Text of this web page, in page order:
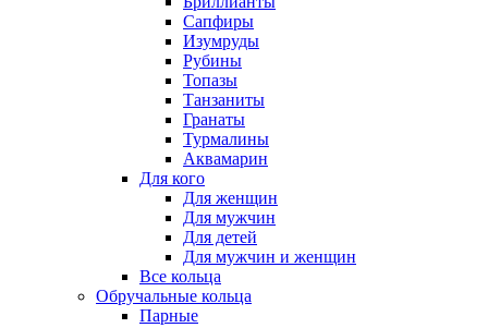
Сапфиры
Изумруды
Рубины
Топазы
Танзаниты
Гранаты
Турмалины
Аквамарин
Для кого
Для женщин
Для мужчин
Для детей
Для мужчин и женщин
Все кольца
Обручальные кольца
Парные